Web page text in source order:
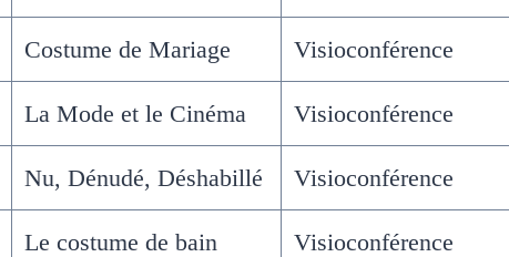
Costume de Mariage Visioconférence
La Mode et le Cinéma Visioconférence
Nu, Dénudé, Déshabillé Visioconférence
Le costume de bain Visioconférence